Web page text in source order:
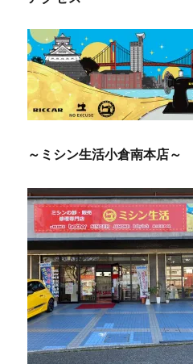
ー
シ
ョ
ン
～ミシン生活小倉南本店～